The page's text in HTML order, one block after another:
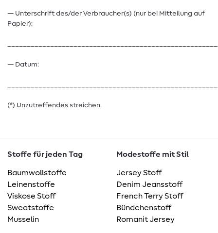
— Unterschrift des/der Verbraucher(s) (nur bei Mitteilung auf
Papier):
— Datum:
(*) Unzutreffendes streichen.
Stoffe für jeden Tag
Baumwollstoffe
Leinenstoffe
Viskose Stoff
Sweatstoffe
Musselin
Modestoffe mit Stil
Jersey Stoff
Denim Jeansstoff
French Terry Stoff
Bündchenstoff
Romanit Jersey